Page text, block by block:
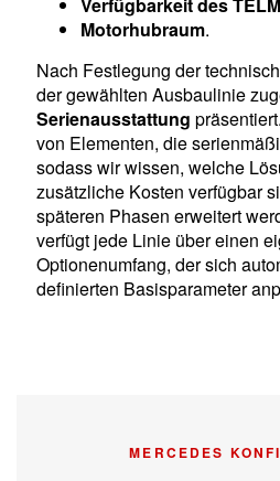
Verfügbarkeit des
Motorhubraum.
Nach Festlegung der
der gewählten Ausbaulinie
Serienausstattung
von Elementen, die
sodass wir wissen, welche
zusätzliche Kosten verfügbar
späteren Phasen erweitert
verfügt jede Linie über einen
Optionenumfang, der sich
definierten Basisparameter
MERCEDES